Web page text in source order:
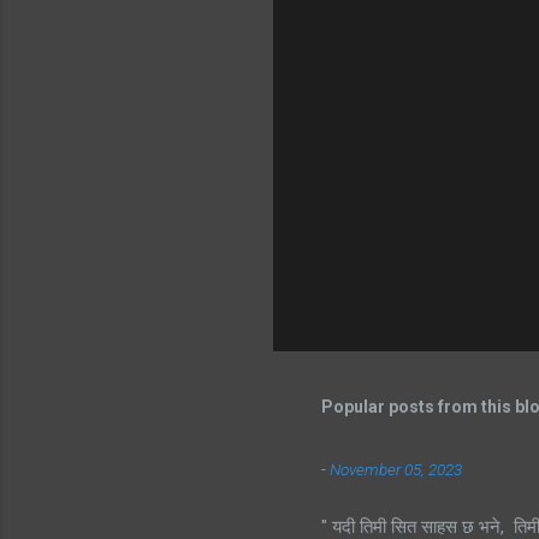
Popular posts from this
-November 05, 2023
" यदी तिमी सित साहस छ भने,